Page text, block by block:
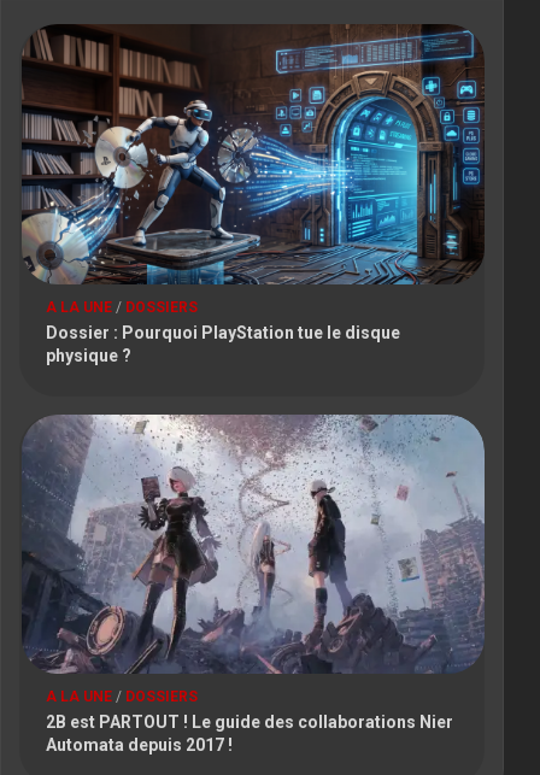
A LA UNE / DOSSIERS
Dossier : Pourquoi PlayStation tue le disque
physique ?
A LA UNE / DOSSIERS
2B est PARTOUT ! Le guide des collaborations Nier
Automata depuis 2017 !